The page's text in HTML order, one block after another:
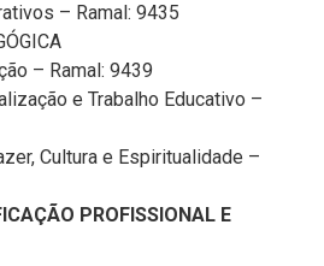
– Ramal: 9435
– Ramal: 9439
e Trabalho Educativo –
Cultura e Espiritualidade –
PROFISSIONAL E